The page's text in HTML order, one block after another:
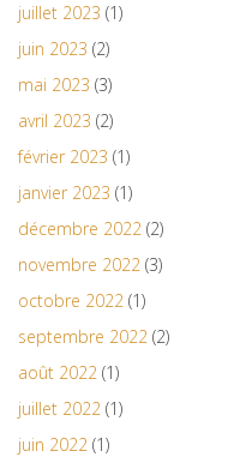
juillet 2023 (1)
juin 2023 (2)
mai 2023 (3)
avril 2023 (2)
février 2023 (1)
janvier 2023 (1)
décembre 2022 (2)
novembre 2022 (3)
octobre 2022 (1)
septembre 2022 (2)
août 2022 (1)
juillet 2022 (1)
juin 2022 (1)